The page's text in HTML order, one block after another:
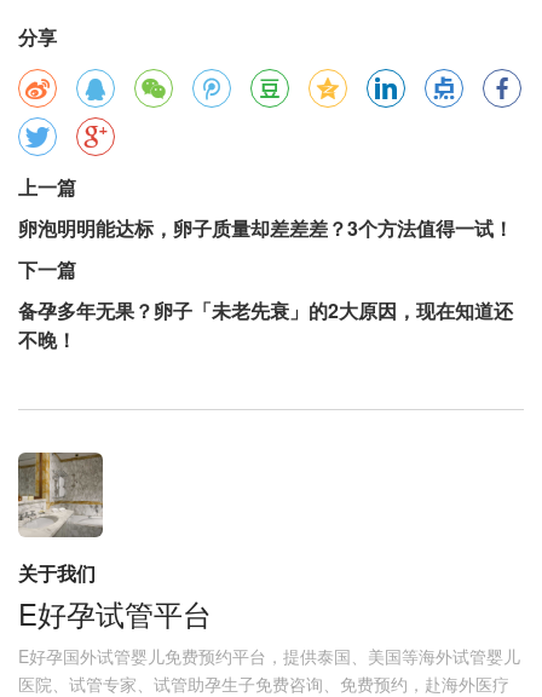
分享
上一篇
卵泡明明能达标，卵子质量却差差差？3个方法值得一试！
下一篇
备孕多年无果？卵子「未老先衰」的2大原因，现在知道还
不晚！
关于我们
E好孕试管平台
E好孕国外试管婴儿免费预约平台，提供泰国、美国等海外试管婴儿
医院、试管专家、试管助孕生子免费咨询、免费预约，赴海外医疗